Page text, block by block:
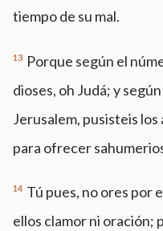
tiempo de su mal.
13 Porque según el
dioses, oh Judá; y
Jerusalem, pusisteis
para ofrecer
14 Tú pues, no ores por
ellos clamor ni oración;